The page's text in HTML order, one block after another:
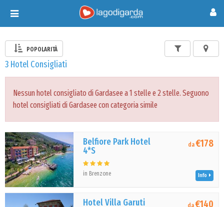
Toggle
navigation
POPOLARITÀ
3 Hotel Consigliati
Nessun hotel consigliato di Gardasee a 1 stelle e 2 stelle. Seguono
hotel consigliati di Gardasee con categoria simile
Belfiore Park Hotel
4*S
in Brenzone
da€178
Info
Hotel Villa Garuti da€140